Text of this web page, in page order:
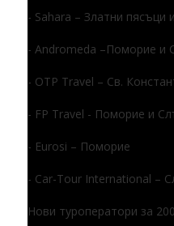
- Sahara – Златни пясъци
- Andromeda –Поморие и
- OTP Travel – Св.
- FP Travel - Поморие и
- Eurosi – Поморие
- Car-Tour International –
Нови туроператори за